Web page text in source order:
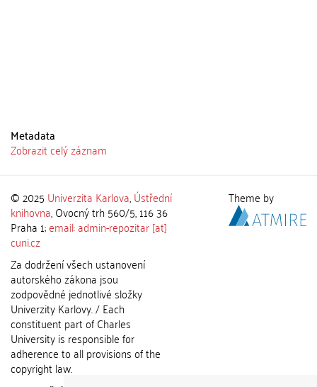
Metadata
Zobrazit celý záznam
© 2025 Univerzita Karlova,Ústřední
knihovna, Ovocný trh 560/5, 116 36
Praha 1;email: admin-repozitar [at]
cuni.cz
Za dodržení všech ustanovení
autorského zákona jsou
zodpovědné jednotlivé složky
Univerzity Karlovy. / Each
constituent part of Charles
University is responsible for
adherence to all provisions of the
copyright law.
Theme by